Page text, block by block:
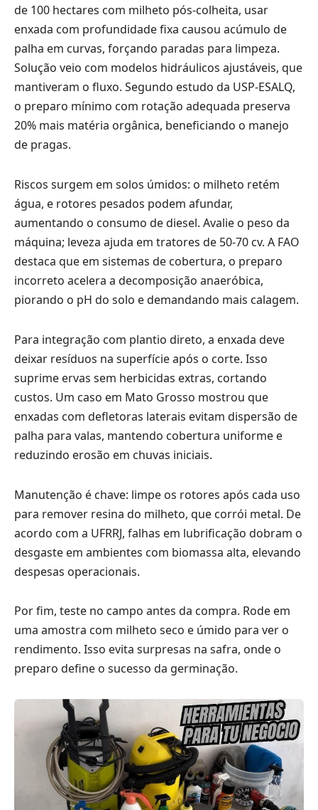
de 100 hectares com milheto pós-colheita, usar
enxada com profundidade fixa causou acúmulo de
palha em curvas, forçando paradas para limpeza.
Solução veio com modelos hidráulicos ajustáveis, que
mantiveram o fluxo. Segundo estudo da USP-ESALQ,
o preparo mínimo com rotação adequada preserva
20% mais matéria orgânica, beneficiando o manejo
de pragas.
Riscos surgem em solos úmidos: o milheto retém
água, e rotores pesados podem afundar,
aumentando o consumo de diesel. Avalie o peso da
máquina; leveza ajuda em tratores de 50-70 cv. A FAO
destaca que em sistemas de cobertura, o preparo
incorreto acelera a decomposição anaeróbica,
piorando o pH do solo e demandando mais calagem.
Para integração com plantio direto, a enxada deve
deixar resíduos na superfície após o corte. Isso
suprime ervas sem herbicidas extras, cortando
custos. Um caso em Mato Grosso mostrou que
enxadas com defletoras laterais evitam dispersão de
palha para valas, mantendo cobertura uniforme e
reduzindo erosão em chuvas iniciais.
Manutenção é chave: limpe os rotores após cada uso
para remover resina do milheto, que corrói metal. De
acordo com a UFRRJ, falhas em lubrificação dobram o
desgaste em ambientes com biomassa alta, elevando
despesas operacionais.
Por fim, teste no campo antes da compra. Rode em
uma amostra com milheto seco e úmido para ver o
rendimento. Isso evita surpresas na safra, onde o
preparo define o sucesso da germinação.